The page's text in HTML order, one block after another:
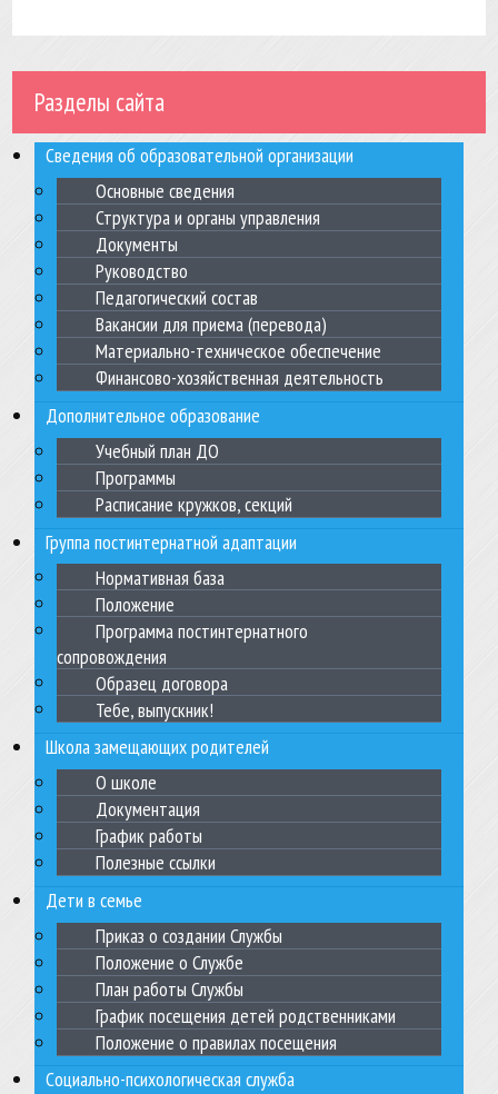
Разделы сайта
Сведения об образовательной организации
Основные сведения
Структура и органы управления
Документы
Руководство
Педагогический состав
Вакансии для приема (перевода)
Материально-техническое обеспечение
Финансово-хозяйственная деятельность
Дополнительное образование
Учебный план ДО
Программы
Расписание кружков, секций
Группа постинтернатной адаптации
Нормативная база
Положение
Программа постинтернатного
сопровождения
Образец договора
Тебе, выпускник!
Школа замещающих родителей
О школе
Документация
График работы
Полезные ссылки
Дети в семье
Приказ о создании Службы
Положение о Службе
План работы Службы
График посещения детей родственниками
Положение о правилах посещения
Социально-психологическая служба